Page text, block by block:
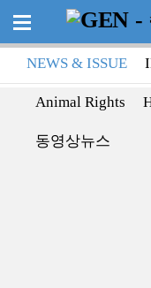
NEWS & ISSUE
Animal Rights
동영상뉴스